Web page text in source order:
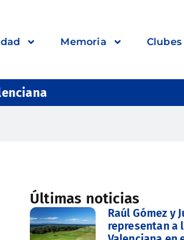
Memoria
Últimas noticias
Raúl Gómez y
representan a